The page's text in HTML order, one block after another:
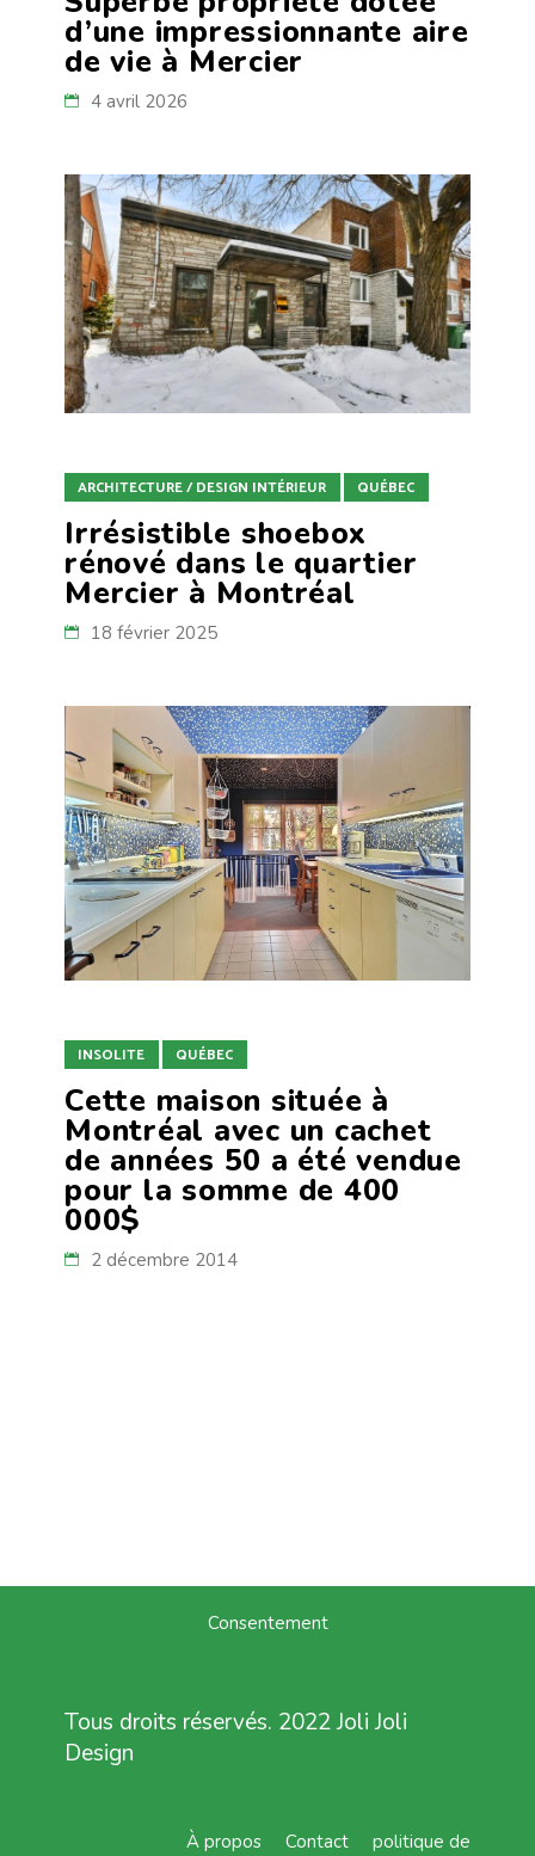
d’une impressionnante aire
de vie à Mercier
4 avril 2026
ARCHITECTURE / DESIGN INTÉRIEUR QUÉBEC
Irrésistible shoebox
rénové dans le quartier
Mercier à Montréal
18 février 2025
INSOLITE QUÉBEC
Cette maison située à
Montréal avec un cachet
de années 50 a été vendue
pour la somme de 400
000$
2 décembre 2014
Consentement
Tous droits réservés. 2022 Joli Joli
Design
À propos Contact politique de